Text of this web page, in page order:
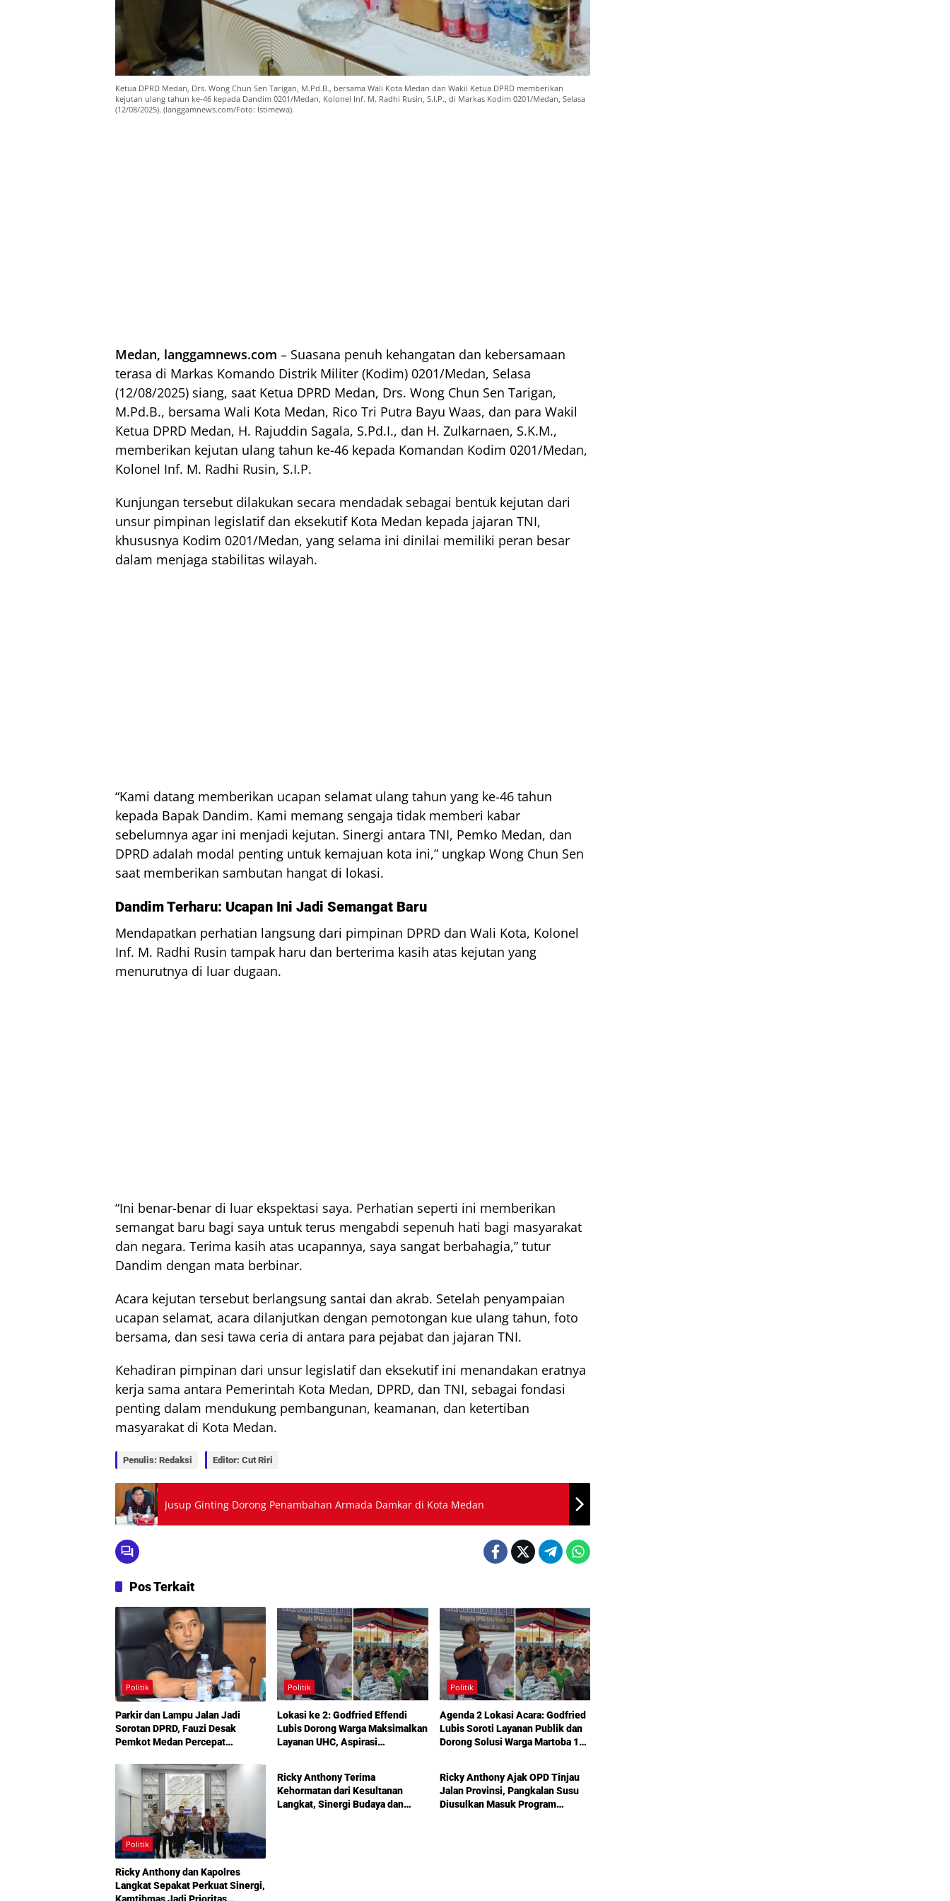
Ketua DPRD Medan, Drs. Wong Chun Sen Tarigan, M.Pd.B., bersama Wali Kota Medan dan Wakil Ketua DPRD memberikan
kejutan ulang tahun ke-46 kepada Dandim 0201/Medan, Kolonel Inf. M. Radhi Rusin, S.I.P., di Markas Kodim 0201/Medan, Selasa
(12/08/2025). (langgamnews.com/Foto: Istimewa).
Medan, langgamnews.com – Suasana penuh kehangatan dan kebersamaan
terasa di Markas Komando Distrik Militer (Kodim) 0201/Medan, Selasa
(12/08/2025) siang, saat Ketua DPRD Medan, Drs. Wong Chun Sen Tarigan,
M.Pd.B., bersama Wali Kota Medan, Rico Tri Putra Bayu Waas, dan para Wakil
Ketua DPRD Medan, H. Rajuddin Sagala, S.Pd.I., dan H. Zulkarnaen, S.K.M.,
memberikan kejutan ulang tahun ke-46 kepada Komandan Kodim 0201/Medan,
Kolonel Inf. M. Radhi Rusin, S.I.P.
Kunjungan tersebut dilakukan secara mendadak sebagai bentuk kejutan dari
unsur pimpinan legislatif dan eksekutif Kota Medan kepada jajaran TNI,
khususnya Kodim 0201/Medan, yang selama ini dinilai memiliki peran besar
dalam menjaga stabilitas wilayah.
“Kami datang memberikan ucapan selamat ulang tahun yang ke-46 tahun
kepada Bapak Dandim. Kami memang sengaja tidak memberi kabar
sebelumnya agar ini menjadi kejutan. Sinergi antara TNI, Pemko Medan, dan
DPRD adalah modal penting untuk kemajuan kota ini,” ungkap Wong Chun Sen
saat memberikan sambutan hangat di lokasi.
Dandim Terharu: Ucapan Ini Jadi Semangat Baru
Mendapatkan perhatian langsung dari pimpinan DPRD dan Wali Kota, Kolonel
Inf. M. Radhi Rusin tampak haru dan berterima kasih atas kejutan yang
menurutnya di luar dugaan.
“Ini benar-benar di luar ekspektasi saya. Perhatian seperti ini memberikan
semangat baru bagi saya untuk terus mengabdi sepenuh hati bagi masyarakat
dan negara. Terima kasih atas ucapannya, saya sangat berbahagia,” tutur
Dandim dengan mata berbinar.
Acara kejutan tersebut berlangsung santai dan akrab. Setelah penyampaian
ucapan selamat, acara dilanjutkan dengan pemotongan kue ulang tahun, foto
bersama, dan sesi tawa ceria di antara para pejabat dan jajaran TNI.
Kehadiran pimpinan dari unsur legislatif dan eksekutif ini menandakan eratnya
kerja sama antara Pemerintah Kota Medan, DPRD, dan TNI, sebagai fondasi
penting dalam mendukung pembangunan, keamanan, dan ketertiban
masyarakat di Kota Medan.
Penulis: Redaksi Editor: Cut Riri
Jusup Ginting Dorong Penambahan Armada Damkar di Kota Medan
Pos Terkait
Politik
Parkir dan Lampu Jalan Jadi
Sorotan DPRD, Fauzi Desak
Pemkot Medan Percepat
Politik
Lokasi ke 2: Godfried Effendi
Lubis Dorong Warga Maksimalkan
Layanan UHC, Aspirasi
Amplas
Politik
Agenda 2 Lokasi Acara: Godfried
Lubis Soroti Layanan Publik dan
Dorong Solusi Warga Martoba 1
Politik
Ricky Anthony dan Kapolres
Langkat Sepakat Perkuat Sinergi,
Politik
Ricky Anthony Terima
Kehormatan dari Kesultanan
Langkat, Sinergi Budaya dan
Politik
Ricky Anthony Ajak OPD Tinjau
Jalan Provinsi, Pangkalan Susu
Diusulkan Masuk Program